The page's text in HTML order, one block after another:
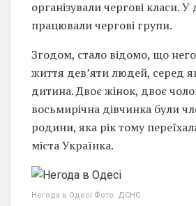
організували чергові класи.
працювали чергові групи.
Згодом, стало відомо, що
життя дев’яти людей, серед
дитина. Двоє жінок, двоє
восьмирічна дівчинка були
родини, яка рік тому
міста Українка.
Негода в Одесі Фото: ДСНС